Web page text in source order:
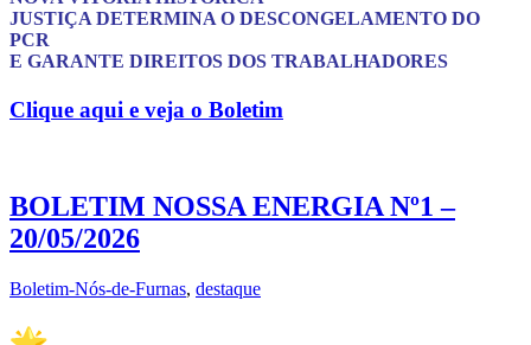
JUSTIÇA DETERMINA O DESCONGELAMENTO DO
PCR
E GARANTE DIREITOS DOS TRABALHADORES
Clique aqui e veja o Boletim
BOLETIM NOSSA ENERGIA Nº1 –
20/05/2026
Boletim-Nós-de-Furnas, destaque